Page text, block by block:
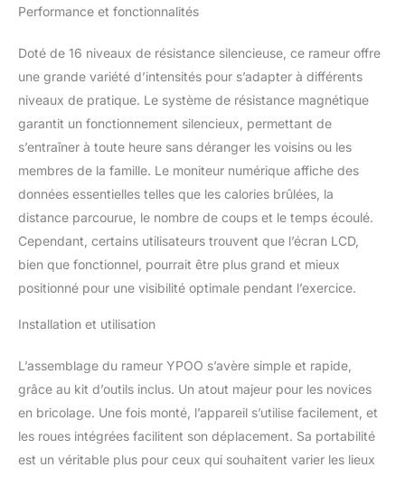
efficace, orienté vers les
confort, la stabilité et la
performance : construit
avec un cadre en acier
supporter jusqu'à 158,8
kg, le rameur YPOO
dispose d'un double rail
coulissant de 116,8 cm
utilisateurs de 1,2 m à 1,8
m de haut. Le siège offre
un soutien ferme pour
des entraînements plus
antidérapante, même
Les sangles de pied
réglables et le support de
bouteille d'eau intégré
offrent plus de
Performance et fonctionnalités
Doté de 16 niveaux de résistance silencieuse, ce rameur offre
une grande variété d’intensités pour s’adapter à différents
niveaux de pratique. Le système de résistance magnétique
garantit un fonctionnement silencieux, permettant de
s’entraîner à toute heure sans déranger les voisins ou les
membres de la famille. Le moniteur numérique affiche des
données essentielles telles que les calories brûlées, la
distance parcourue, le nombre de coups et le temps écoulé.
Cependant, certains utilisateurs trouvent que l’écran LCD,
bien que fonctionnel, pourrait être plus grand et mieux
positionné pour une visibilité optimale pendant l’exercice.
Installation et utilisation
L’assemblage du rameur YPOO s’avère simple et rapide,
grâce au kit d’outils inclus. Un atout majeur pour les novices
en bricolage. Une fois monté, l’appareil s’utilise facilement, et
les roues intégrées facilitent son déplacement. Sa portabilité
est un véritable plus pour ceux qui souhaitent varier les lieux